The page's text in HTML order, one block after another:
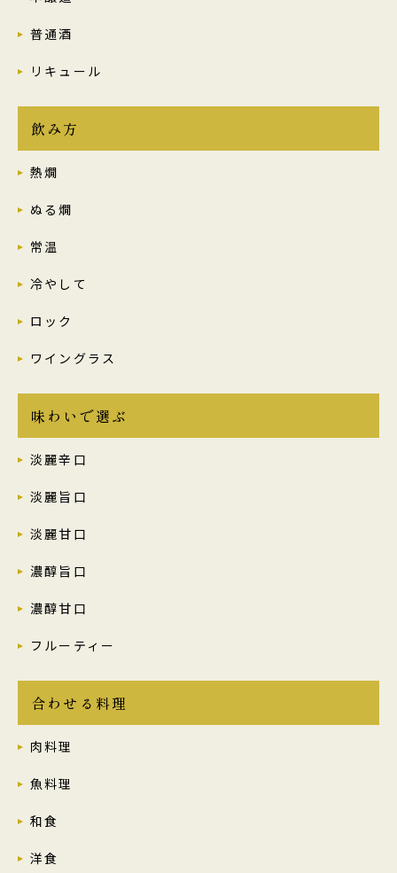
普通酒
リキュール
飲み方
熱燗
ぬる燗
常温
冷やして
ロック
ワイングラス
味わいで選ぶ
淡麗辛口
淡麗旨口
淡麗甘口
濃醇旨口
濃醇甘口
フルーティー
合わせる料理
肉料理
魚料理
和食
洋食